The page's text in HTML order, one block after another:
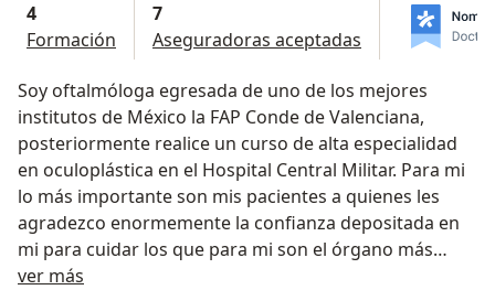
4
Formación
7
Aseguradoras aceptadas
Soy oftalmóloga egresada de uno de los mejores
institutos de México la FAP Conde de Valenciana,
posteriormente realice un curso de alta especialidad
en oculoplástica en el Hospital Central Militar. Para mi
lo más importante son mis pacientes a quienes les
agradezco enormemente la confianza depositada en
mi para cuidar los que para mi son el órgano más
bonito y noble "Los ojos".
ver más